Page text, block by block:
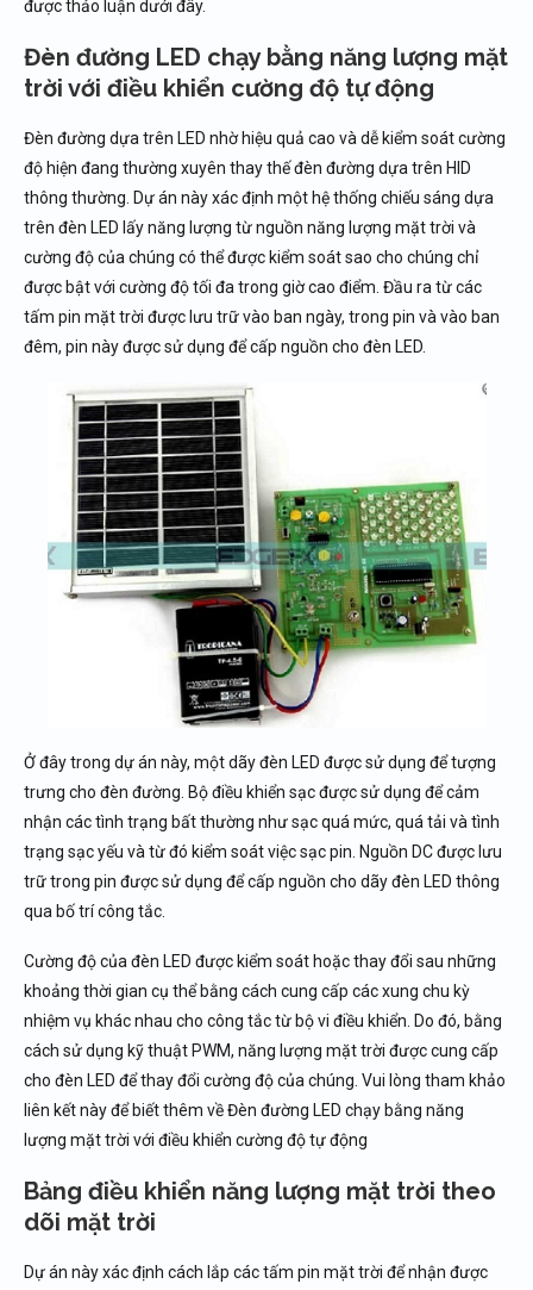
được thảo luận dưới đây.
Đèn đường LED chạy bằng năng lượng mặt
trời với điều khiển cường độ tự động
Đèn đường dựa trên LED nhờ hiệu quả cao và dễ kiểm soát cường
độ hiện đang thường xuyên thay thế đèn đường dựa trên HID
thông thường. Dự án này xác định một hệ thống chiếu sáng dựa
trên đèn LED lấy năng lượng từ nguồn năng lượng mặt trời và
cường độ của chúng có thể được kiểm soát sao cho chúng chỉ
được bật với cường độ tối đa trong giờ cao điểm. Đầu ra từ các
tấm pin mặt trời được lưu trữ vào ban ngày, trong pin và vào ban
đêm, pin này được sử dụng để cấp nguồn cho đèn LED.
Ở đây trong dự án này, một dãy đèn LED được sử dụng để tượng
trưng cho đèn đường. Bộ điều khiển sạc được sử dụng để cảm
nhận các tình trạng bất thường như sạc quá mức, quá tải và tình
trạng sạc yếu và từ đó kiểm soát việc sạc pin. Nguồn DC được lưu
trữ trong pin được sử dụng để cấp nguồn cho dãy đèn LED thông
qua bố trí công tắc.
Cường độ của đèn LED được kiểm soát hoặc thay đổi sau những
khoảng thời gian cụ thể bằng cách cung cấp các xung chu kỳ
nhiệm vụ khác nhau cho công tắc từ bộ vi điều khiển. Do đó, bằng
cách sử dụng kỹ thuật PWM, năng lượng mặt trời được cung cấp
cho đèn LED để thay đổi cường độ của chúng. Vui lòng tham khảo
liên kết này để biết thêm về Đèn đường LED chạy bằng năng
lượng mặt trời với điều khiển cường độ tự động
Bảng điều khiển năng lượng mặt trời theo
dõi mặt trời
Dự án này xác định cách lắp các tấm pin mặt trời để nhận được